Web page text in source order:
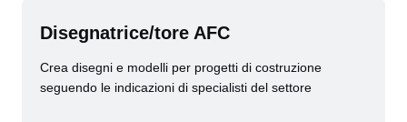
Disegnatrice/tore AFC
Crea disegni e modelli per progetti di costruzione
seguendo le indicazioni di specialisti del settore